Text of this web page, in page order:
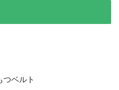
つベルト